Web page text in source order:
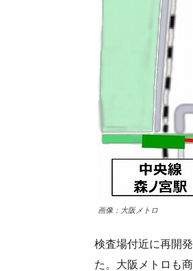
画像：大阪メトロ
検査場付近に再開
た。大阪メトロも